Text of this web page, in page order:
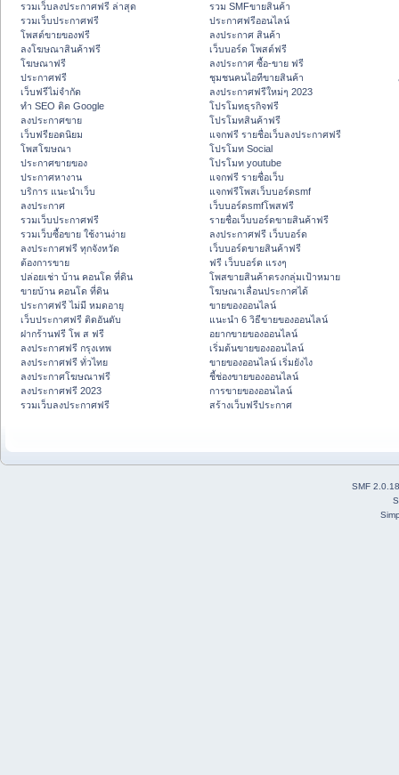
รวมเว็บลงประกาศฟรี ล่าสุด
รวมเว็บประกาศฟรี
โพสต์ขายของฟรี
ลงโฆษณาสินค้าฟรี
โฆษณาฟรี
ประกาศฟรี
เว็บฟรีไม่จำกัด
ทำ SEO ติด Google
ลงประกาศขาย
เว็บฟรียอดนิยม
โพสโฆษณา
ประกาศขายของ
ประกาศหางาน
บริการ แนะนำเว็บ
ลงประกาศ
รวมเว็บประกาศฟรี
รวมเว็บซื้อขาย ใช้งานง่าย
ลงประกาศฟรี ทุกจังหวัด
ต้องการขาย
ปล่อยเช่า บ้าน คอนโด ที่ดิน
ขายบ้าน คอนโด ที่ดิน
ประกาศฟรี ไม่มี หมดอายุ
เว็บประกาศฟรี ติดอันดับ
ฝากร้านฟรี โพ ส ฟรี
ลงประกาศฟรี กรุงเทพ
ลงประกาศฟรี ทั่วไทย
ลงประกาศโฆษณาฟรี
ลงประกาศฟรี 2023
รวมเว็บลงประกาศฟรี
รวม SMFขายสินค้า
ประกาศฟรีออนไลน์
ลงประกาศ สินค้า
เว็บบอร์ด โพสต์ฟรี
ลงประกาศ ซื้อ-ขาย ฟรี
ชุมชนคนไอทีขายสินค้า
ลงประกาศฟรีใหม่ๆ 2023
โปรโมทธุรกิจฟรี
โปรโมทสินค้าฟรี
แจกฟรี รายชื่อเว็บลงประกาศฟรี
โปรโมท Social
โปรโมท youtube
แจกฟรี รายชื่อเว็บ
แจกฟรีโพสเว็บบอร์ดsmf
เว็บบอร์ดsmfโพสฟรี
รายชื่อเว็บบอร์ดขายสินค้าฟรี
ลงประกาศฟรี เว็บบอร์ด
เว็บบอร์ดขายสินค้าฟรี
ฟรี เว็บบอร์ด แรงๆ
โพสขายสินค้าตรงกลุ่มเป้าหมาย
โฆษณาเลื่อนประกาศได้
ขายของออนไลน์
แนะนำ 6 วิธีขายของออนไลน์
อยากขายของออนไลน์
เริ่มต้นขายของออนไลน์
ขายของออนไลน์ เริ่มยังไง
ชี้ช่องขายของออนไลน์
การขายของออนไลน์
สร้างเว็บฟรีประกาศ
SMF 2.0.18